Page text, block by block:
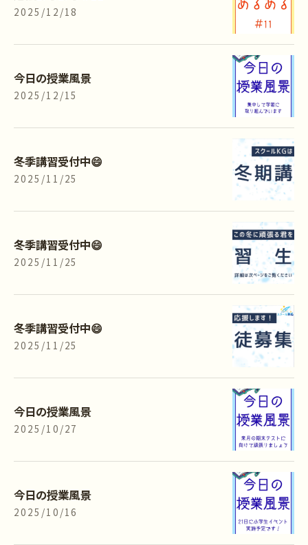
2025/12/18
今日の授業風景
2025/12/15
冬季講習受付中😄
2025/11/25
冬季講習受付中😄
2025/11/25
冬季講習受付中😄
2025/11/25
今日の授業風景
2025/10/27
今日の授業風景
2025/10/16